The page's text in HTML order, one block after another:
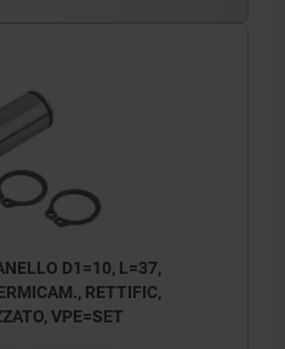
D1=10, L=37,
RETTIFIC,
VPE=SET